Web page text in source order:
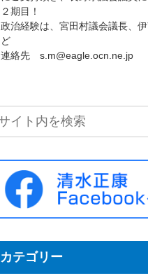
２期目！
政治経験は、宮田村議会議長、
ど
連絡先 s.m@eagle.ocn.ne.jp
カテゴリー